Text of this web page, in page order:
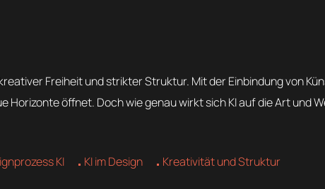
Freiheit und strikter Struktur. Mit der Einbindung von
Horizonte öffnet. Doch wie genau wirkt sich KI auf die Art und
KI KI im Design
Kreativität und Struktur